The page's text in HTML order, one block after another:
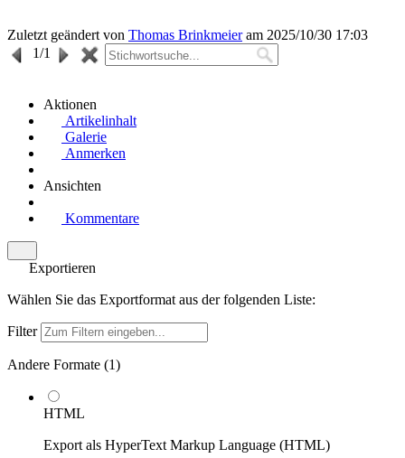
Zuletzt geändert von Thomas Brinkmeieram 2025/10/30 17:03
1/1
Aktionen
Artikelinhalt
Galerie
Anmerken
Ansichten
Kommentare
Exportieren
Wählen Sie das Exportformat aus der folgenden Liste:
Filter
Andere Formate (1)
HTML
Export als HyperText Markup Language (HTML)